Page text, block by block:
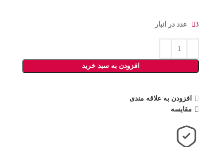
3 عدد در انبار
افزودن به سبد خرید
افزودن به علاقه مندی
مقایسه